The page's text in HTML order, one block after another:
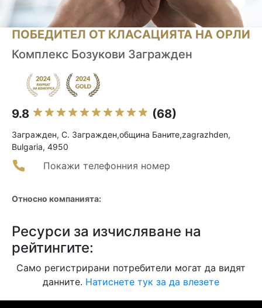
ПОБЕДИТЕЛ ОТ КЛАСАЦИЯТА НА ОРЛИ
Комплекс Бозукови Загражден
9.8 (68)
Загражден, С. Загражден,община Баните,zagrazhden,
Bulgaria, 4950
Покажи телефонния номер
Относно компанията:
Ресурси за изчисляване на
рейтингите:
Само регистрирани потребители могат да видят
данните. Натиснете тук за да влезете